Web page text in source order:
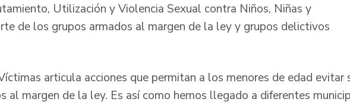
Utilización y Violencia Sexual contra Niños, Niñas y
de los grupos armados al margen de la ley y grupos delictivos
articula acciones que permitan a los menores de edad evitar
al margen de la ley. Es así como hemos llegado a diferentes